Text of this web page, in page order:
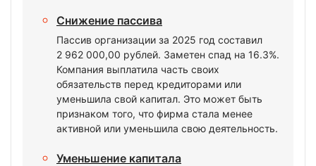
Снижение пассива
Пассив организации за 2025 год составил
2 962 000,00 рублей. Заметен спад на 16.3%.
Компания выплатила часть своих
обязательств перед кредиторами или
уменьшила свой капитал. Это может быть
признаком того, что фирма стала менее
активной или уменьшила свою деятельность.
Уменьшение капитала